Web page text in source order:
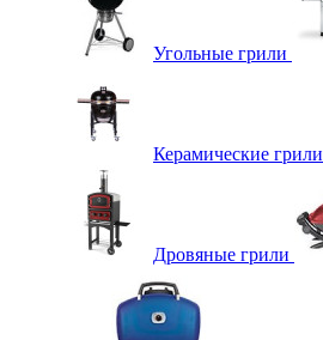
Угольные грили
Керамические грили
Дровяные грили